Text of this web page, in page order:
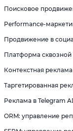
Поисковое
Performance-
Продвижение в
Платформа сквозной
Контекстная реклама
Таргетированная
Реклама в Telegram
ORM: управление